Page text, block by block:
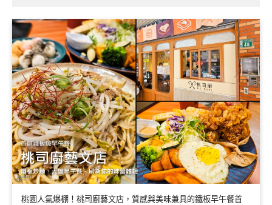
桃園人氣爆棚！桃司廚藝文店，質感與美味兼具的鐵板早午餐首